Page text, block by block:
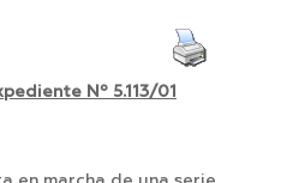
Nº 5.113/01